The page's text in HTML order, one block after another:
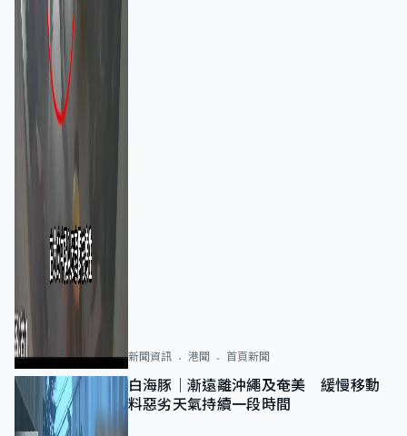
新聞資訊 港聞 首頁新聞
白海豚｜漸遠離沖繩及奄美 緩慢移動
料惡劣天氣持續一段時間